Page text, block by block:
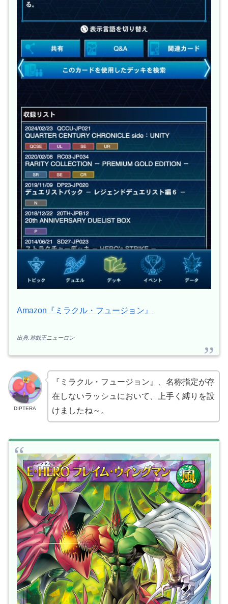
Amazon『ミラクル・フュージョン』
出典:遊戯王ニューロン
DIPTERA
『ミラクル・フュージョン』、名称指定が存
在しないラッシュにおいて、上手く縛りを設
けましたね～。